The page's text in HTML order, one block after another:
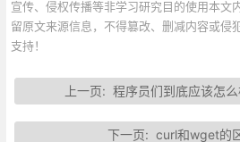
宣传、侵权传播等非学习研究目的使用本文
留原文来源信息，不得篡改、删减内容或侵
支持！
上一页: 程序员们到底应该怎么
下一页:curl和wget的